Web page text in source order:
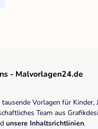
- Malvorlagen24.de
Vorlagen für
Team aus
unsere Inhaltsrichtlinien.